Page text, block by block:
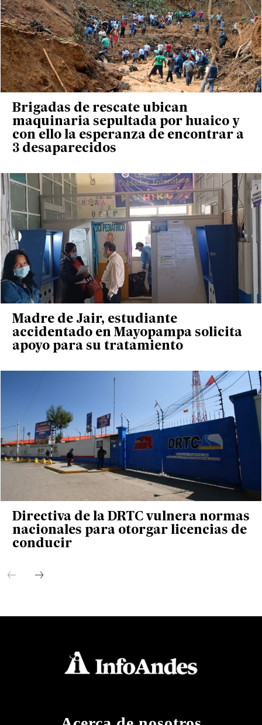
Brigadas de rescate ubican
maquinaria sepultada por huaico y
con ello la esperanza de encontrar a
3 desaparecidos
Madre de Jair, estudiante
accidentado en Mayopampa solicita
apoyo para su tratamiento
Directiva de la DRTC vulnera normas
nacionales para otorgar licencias de
conducir